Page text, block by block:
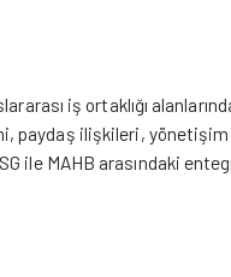
iş ortaklığı
paydaş ilişkileri,
ile MAHB arasındaki